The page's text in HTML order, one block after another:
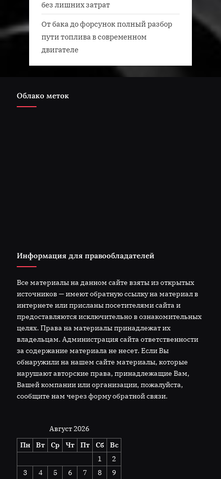
без лишних затрат
От бака до форсунок полный разбор
пути топлива в современном
двигателе
Облако меток
Информация для правообладателей
Все материалы на данном сайте взяты из открытых
источников — имеют обратную ссылку на материал в
интернете или присланы посетителями сайта и
предоставляются исключительно в ознакомительных
целях. Права на материалы принадлежат их
владельцам. Администрация сайта ответственности
за содержание материала не несет. Если Вы
обнаружили на нашем сайте материалы, которые
нарушают авторские права, принадлежащие Вам,
Вашей компании или организации, пожалуйста,
сообщите нам через форму обратной связи.
Август 2026
Пн
Вт Ср Чт Пт Сб
Вс
1
2
3
4 5 6 7 8 9